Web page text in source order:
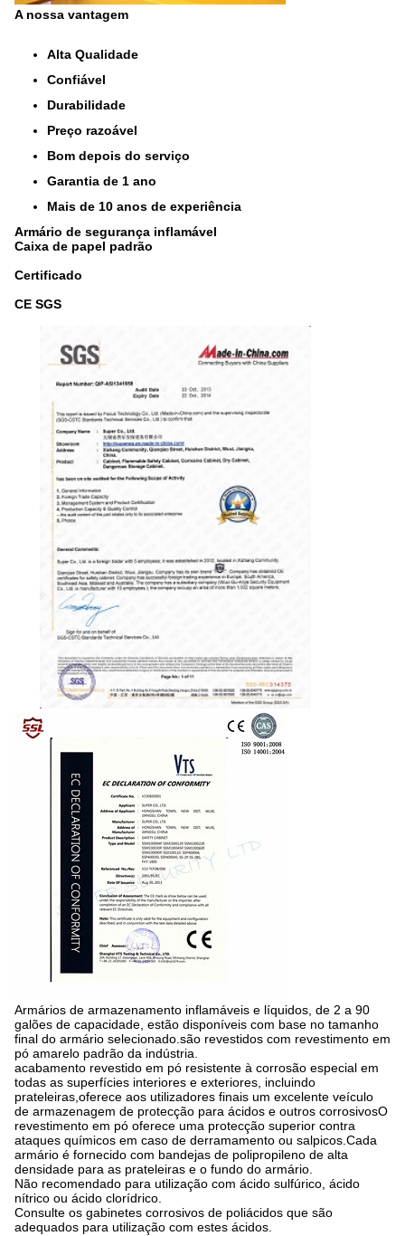
A nossa vantagem
Alta Qualidade
Confiável
Durabilidade
Preço razoável
Bom depois do serviço
Garantia de 1 ano
Mais de 10 anos de experiência
Armário de segurança inflamável
Caixa de papel padrão
Certificado
CE SGS
Armários de armazenamento inflamáveis e líquidos, de 2 a 90
galões de capacidade, estão disponíveis com base no tamanho
final do armário selecionado.são revestidos com revestimento em
pó amarelo padrão da indústria.
acabamento revestido em pó resistente à corrosão especial em
todas as superfícies interiores e exteriores, incluindo
prateleiras,oferece aos utilizadores finais um excelente veículo
de armazenagem de protecção para ácidos e outros corrosivosO
revestimento em pó oferece uma protecção superior contra
ataques químicos em caso de derramamento ou salpicos.Cada
armário é fornecido com bandejas de polipropileno de alta
densidade para as prateleiras e o fundo do armário.
Não recomendado para utilização com ácido sulfúrico, ácido
nítrico ou ácido clorídrico.
Consulte os gabinetes corrosivos de poliácidos que são
adequados para utilização com estes ácidos.